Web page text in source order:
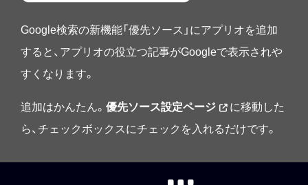
Google検索の新機能「優先ソース」にアプリオを追加
すると、アプリオの役立つ記事がGoogleで表示されや
すくなります。
追加はかんたん。 優先ソース設定ページ
に移動した
ら、チェックボックスにチェックを入れるだけです。